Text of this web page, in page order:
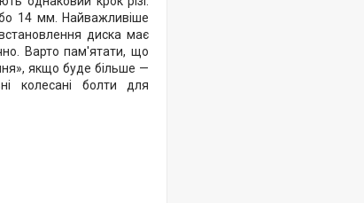
14 мм. Найважливіше
диска має
Варто пам'ятати, що
якщо буде більше —
колесані болти для